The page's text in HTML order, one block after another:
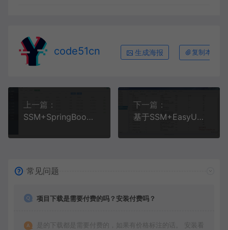
code51cn 生成海报 复制本文链
上一篇：
SSM+SpringBoot+Vue汽车销售管理系统
下一篇：
基于SSM+EasyUI的在线考试系统
常见问题
项目下载是需要付费的吗？安装付费吗？
是的下载都是需要付费的，如果有价格标注的话。 安装看